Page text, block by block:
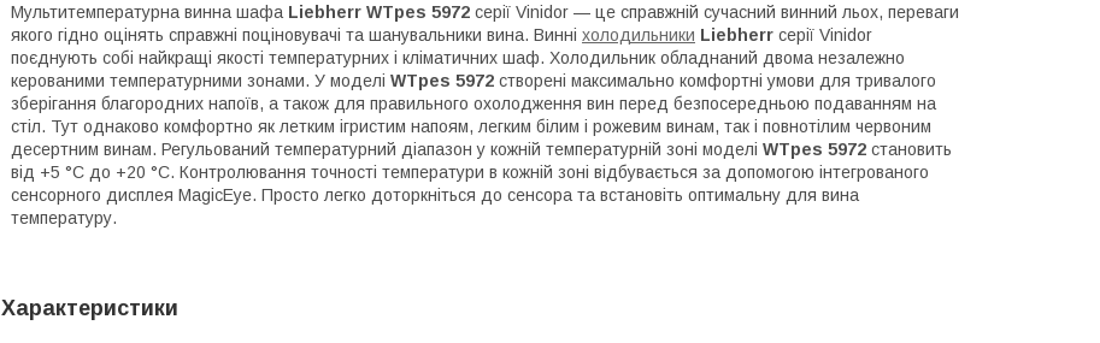
Мультитемпературна винна шафа Liebherr WTpes 5972 серії Vinidor — це справжній сучасний винний льох, переваги
якого гідно оцінять справжні поціновувачі та шанувальники вина. Винні холодильники Liebherr серії Vinidor
поєднують собі найкращі якості температурних і кліматичних шаф. Холодильник обладнаний двома незалежно
керованими температурними зонами. У моделі WTpes 5972 створені максимально комфортні умови для тривалого
зберігання благородних напоїв, а також для правильного охолодження вин перед безпосередньою подаванням на
стіл. Тут однаково комфортно як летким ігристим напоям, легким білим і рожевим винам, так і повнотілим червоним
десертним винам. Регульований температурний діапазон у кожній температурній зоні моделі WTpes 5972 становить
від +5 °C до +20 °C. Контролювання точності температури в кожній зоні відбувається за допомогою інтегрованого
сенсорного дисплея MagicEye. Просто легко доторкніться до сенсора та встановіть оптимальну для вина
температуру.
Характеристики